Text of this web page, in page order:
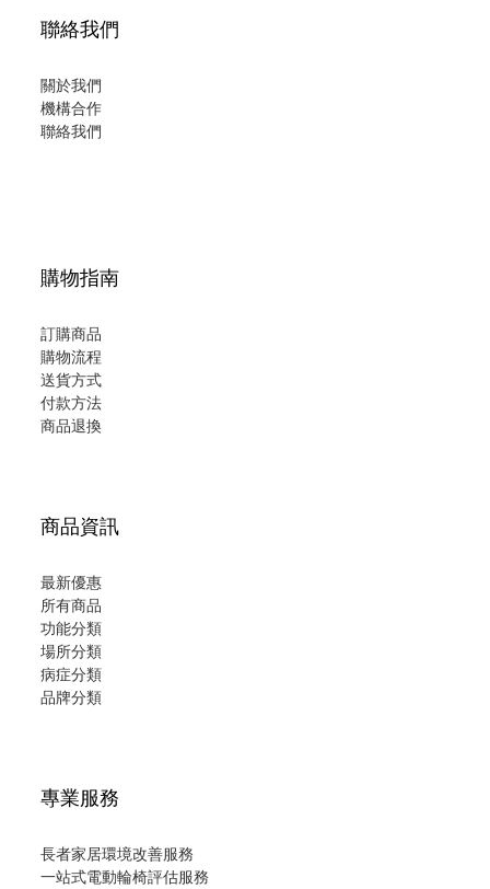
聯絡我們
關於我們
機構合作
聯絡我們
購物指南
訂購商品
購物流程
送貨方式
付款方法
商品退換
商品資訊
最新優惠
所有商品
功能分類
場所分類
病症分類
品牌分類
專業服務
長者家居環境改善服務
一站式電動輪椅評估服務